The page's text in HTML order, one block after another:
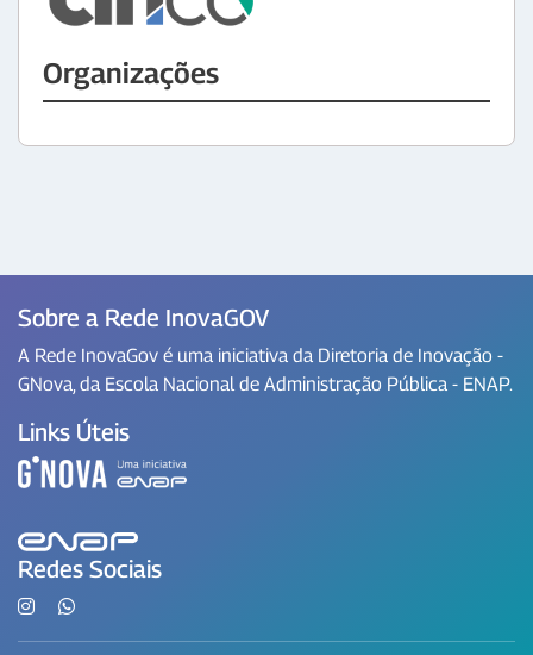
Organizações
Sobre a Rede InovaGOV
A Rede InovaGov é uma iniciativa da Diretoria de Inovação -
GNova, da Escola Nacional de Administração Pública - ENAP.
Links Úteis
Redes Sociais